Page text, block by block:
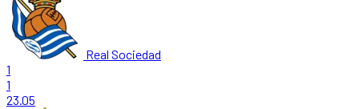
Real Sociedad
1
1
23.05